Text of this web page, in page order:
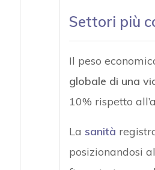
Settori più
Il peso
globale di una
10% rispetto
La sanità
posizionandosi